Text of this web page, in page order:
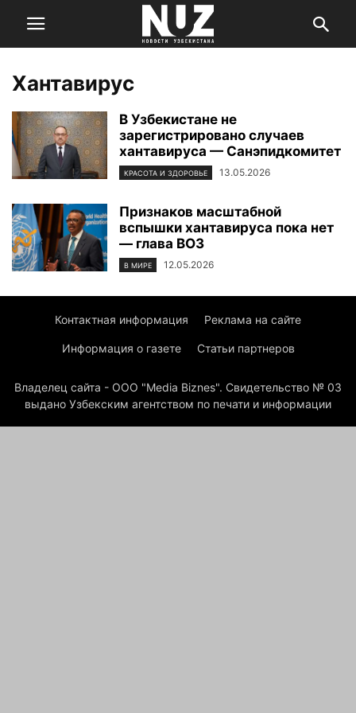
Хантавирус
В Узбекистане не
зарегистрировано случаев
хантавируса — Санэпидкомитет
КРАСОТА И ЗДОРОВЬЕ 13.05.2026
Признаков масштабной
вспышки хантавируса пока нет
— глава ВОЗ
В МИРЕ 12.05.2026
Контактная информация Реклама на сайте
Информация о газете Статьи партнеров
Владелец сайта - ООО "Media Biznes". Свидетельство № 03
выдано Узбекским агентством по печати и информации